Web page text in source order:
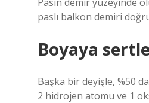
paslı balkon demiri
Boyaya
Başka bir deyişle, %50
2 hidrojen atomu ve 1